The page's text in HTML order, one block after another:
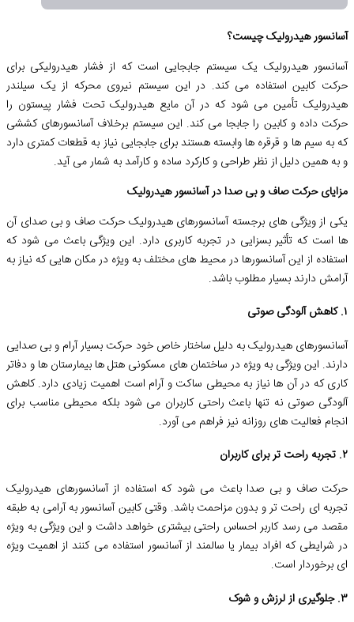
آسانسور هیدرولیک چیست؟
آسانسور هیدرولیک یک سیستم جابجایی است که از فشار هیدرولیکی برای
حرکت کابین استفاده می کند. در این سیستم نیروی محرکه از یک سیلندر
هیدرولیک تأمین می شود که در آن مایع هیدرولیک تحت فشار پیستون را
حرکت داده و کابین را جابجا می کند. این سیستم برخلاف آسانسورهای کششی
که به سیم ها و قرقره ها وابسته هستند برای جابجایی نیاز به قطعات کمتری دارد
و به همین دلیل از نظر طراحی و کارکرد ساده و کارآمد به شمار می آید.
مزایای حرکت صاف و بی صدا در آسانسور هیدرولیک
یکی از ویژگی های برجسته آسانسورهای هیدرولیک حرکت صاف و بی صدای آن
ها است که تأثیر بسزایی در تجربه کاربری دارد. این ویژگی باعث می شود که
استفاده از این آسانسورها در محیط های مختلف به ویژه در مکان هایی که نیاز به
آرامش دارند بسیار مطلوب باشد.
۱. کاهش آلودگی صوتی
آسانسورهای هیدرولیک به دلیل ساختار خاص خود حرکت بسیار آرام و بی صدایی
دارند. این ویژگی به ویژه در ساختمان های مسکونی هتل ها بیمارستان ها و دفاتر
کاری که در آن ها نیاز به محیطی ساکت و آرام است اهمیت زیادی دارد. کاهش
آلودگی صوتی نه تنها باعث راحتی کاربران می شود بلکه محیطی مناسب برای
انجام فعالیت های روزانه نیز فراهم می آورد.
۲. تجربه راحت تر برای کاربران
حرکت صاف و بی صدا باعث می شود که استفاده از آسانسورهای هیدرولیک
تجربه ای راحت تر و بدون مزاحمت باشد. وقتی کابین آسانسور به آرامی به طبقه
مقصد می رسد کاربر احساس راحتی بیشتری خواهد داشت و این ویژگی به ویژه
در شرایطی که افراد بیمار یا سالمند از آسانسور استفاده می کنند از اهمیت ویژه
ای برخوردار است.
۳. جلوگیری از لرزش و شوک